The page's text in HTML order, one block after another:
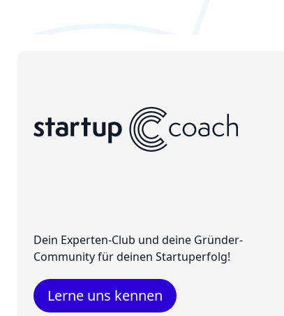
Dein Experten-Club und deine Gründer-
Community für deinen Startuperfolg!
Lerne uns kennen